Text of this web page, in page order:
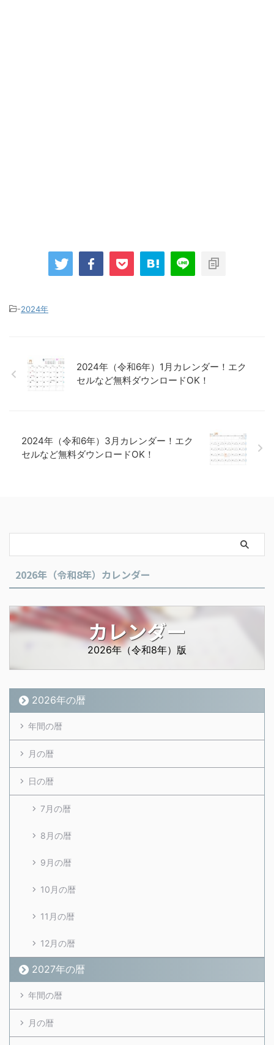
-2024年
2024年（令和6年）1月カレンダー！エク
セルなど無料ダウンロードOK！
2024年（令和6年）3月カレンダー！エク
セルなど無料ダウンロードOK！
2026年（令和8年）カレンダー
カレンダー
2026年（令和8年）版
2026年の暦
年間の暦
月の暦
日の暦
7月の暦
8月の暦
9月の暦
10月の暦
11月の暦
12月の暦
2027年の暦
年間の暦
月の暦